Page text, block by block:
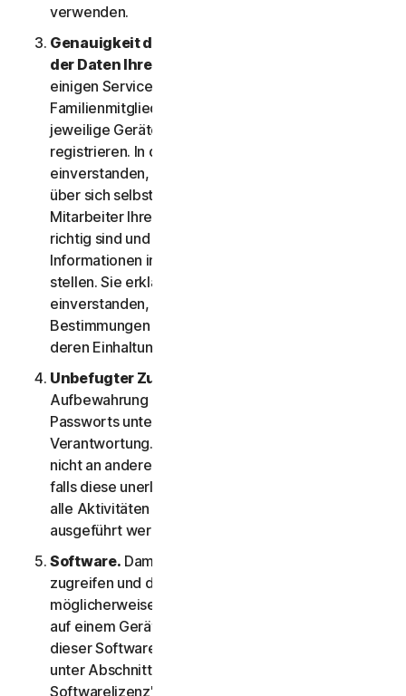
verwenden.
Genauigkeit der angegebenen Daten (inklusive
der Daten Ihrer Familie oder Ihres KU).
einigen Services können Sie möglicherweise
Familienmitglieder, Mitarbeiter Ihres KU oder deren
jeweilige Geräte für die Nutzung der Services
registrieren. In diesem Fall erklären sich damit
einverstanden, dass die Informationen, die Sie uns
über sich selbst, Mitglieder Ihres Haushalts oder
Mitarbeiter Ihres KU übermitteln, zutreffend und
richtig sind und dass Sie berechtigt sind, uns diese
Informationen in ihrem Namen zur Verfügung zu
stellen. Sie erklären sich ferner damit
einverstanden, die betroffenen Personen über die
Bestimmungen dieser LSA zu informieren und
deren Einhaltung dieser LSA sicherzustellen.
Unbefugter Zugriff auf Ihr Konto
Aufbewahrung Ihres Benutzernamens und
Passworts unterliegt Ihrer alleinigen
Verantwortung. Geben Sie diese Informationen
nicht an andere weiter und teilen Sie uns sofort mit,
falls diese unerlaubt genutzt wurden. Sie sind für
alle Aktivitäten verantwortlich, die mit Ihrem Konto
ausgeführt werden.
Software. Damit Sie auf bestimmte Services
zugreifen und diese nutzen können, müssen Sie
möglicherweise eine Software herunterladen und
auf einem Gerät installieren. Die für die Nutzung
dieser Software geltenden Bedingungen finden Sie
unter Abschnitt 3 der LSA – "Bedingungen der
Softwarelizenz".